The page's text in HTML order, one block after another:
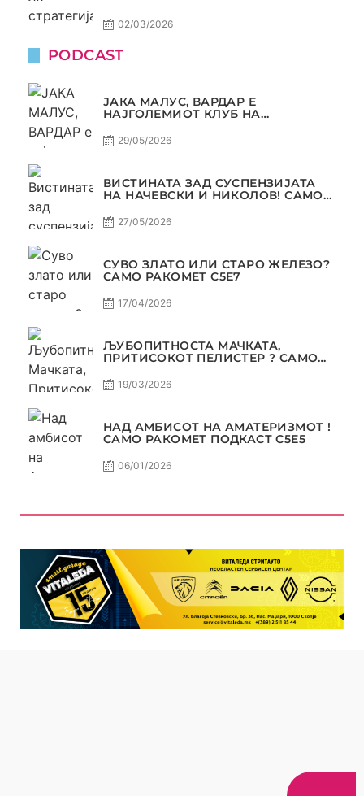
02/03/2026
PODCAST
ЈАКА МАЛУС, ВАРДАР Е
НАЈГОЛЕМИОТ КЛУБ НА
29/05/2026
ВИСТИНАТА ЗАД СУСПЕНЗИЈАТА
НА НАЧЕВСКИ И НИКОЛОВ! САМО
27/05/2026
СУВО ЗЛАТО ИЛИ СТАРО ЖЕЛЕЗО?
САМО РАКОМЕТ С5Е7
17/04/2026
ЉУБОПИТНОСТА МАЧКАТА,
ПРИТИСОКОТ ПЕЛИСТЕР ? САМО
19/03/2026
НАД АМБИСОТ НА АМАТЕРИЗМОТ !
САМО РАКОМЕТ ПОДКАСТ С5E5
06/01/2026